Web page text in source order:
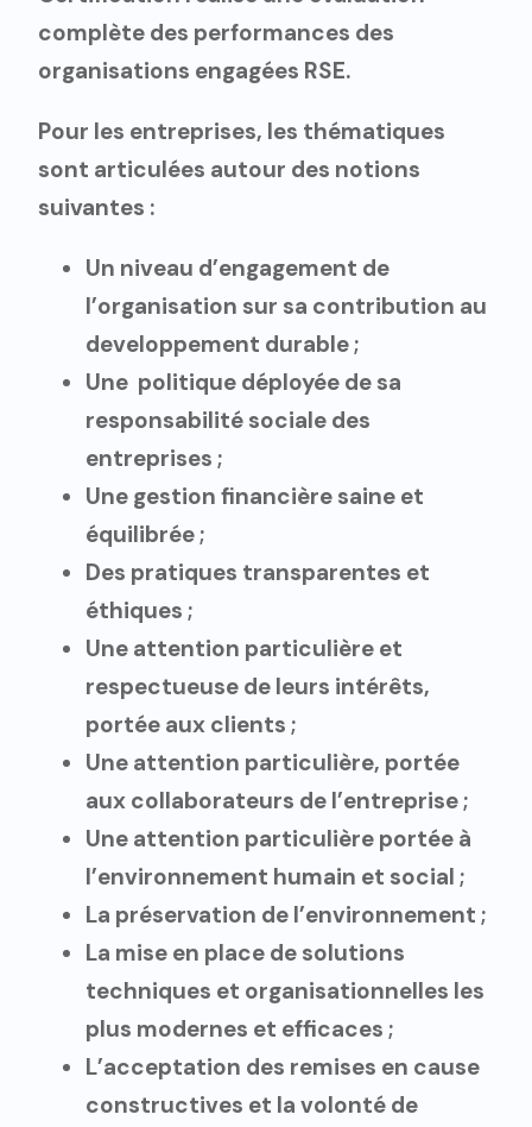
complète des performances des
organisations engagées RSE.
Pour les entreprises, les thématiques
sont articulées autour des notions
suivantes :
Un niveau d’engagement de
l’organisation sur sa contribution au
developpement durable ;
Une politique déployée de sa
responsabilité sociale des
entreprises ;
Une gestion financière saine et
équilibrée ;
Des pratiques transparentes et
éthiques ;
Une attention particulière et
respectueuse de leurs intérêts,
portée aux clients ;
Une attention particulière, portée
aux collaborateurs de l’entreprise ;
Une attention particulière portée à
l’environnement humain et social ;
La préservation de l’environnement ;
La mise en place de solutions
techniques et organisationnelles les
plus modernes et efficaces ;
L’acceptation des remises en cause
constructives et la volonté de